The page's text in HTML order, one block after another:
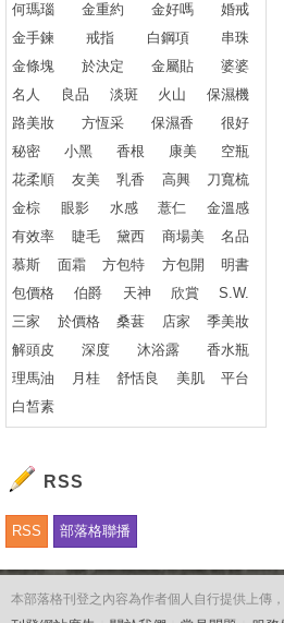
何瑪瑙
金重約 金好嗎
婚戒
金手鍊
戒指 白鋼項
串珠
金條塊
於決定 金屬貼
婆婆
名人
良品 淡斑 火山
保濕機
路美妝
方恆采 保濕香
很好
秘密
小黑 香根 康美
空瓶
花柔順
友美 乳香 高興
刀寬梳
金棕
眼影 水感 薏仁
金溫感
有效率
睫毛 黛西 商場美
名品
慕斯
面霜 方包特 方包開
明書
包價格
伯爵 天神 欣賞
S.W.
三家
於價格 桑葚 店家
季美妝
解頭皮
深度 沐浴露
香水瓶
理馬油
月桂 舒恬良 美肌
平台
白皙素
RSS
RSS 部落格聯播
本部落格刊登之內容為作者個人自行提供上傳，